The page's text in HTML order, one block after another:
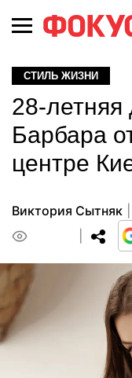
СТИЛЬ ЖИЗНИ
28-летняя
Барбара
центре
Виктория Сытняк